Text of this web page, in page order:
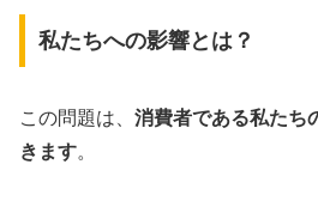
私たちへの影響とは？
この問題は、 消費者である私たち
きます。